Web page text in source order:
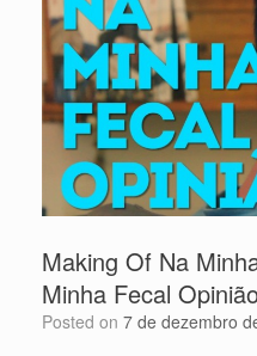
Making Of Na
Minha Fecal
Posted on 7 de dezembro